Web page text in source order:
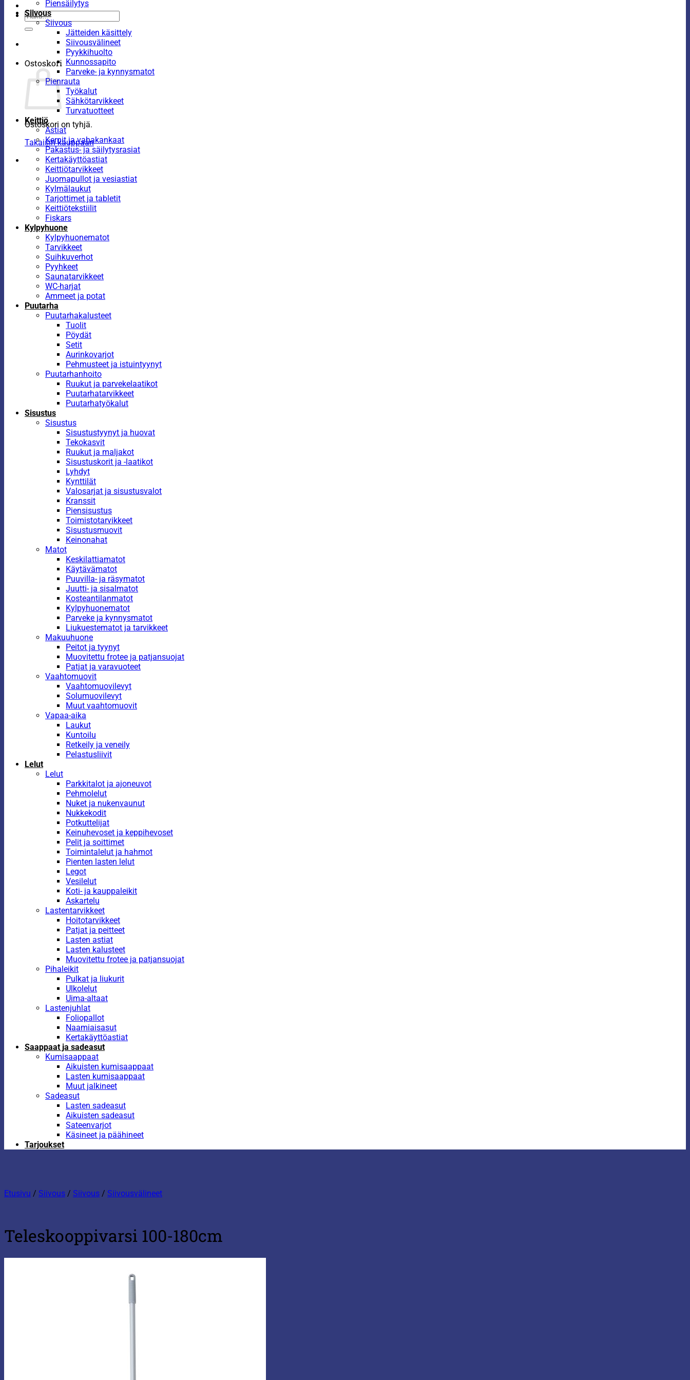
Etsi:
Ostoskori
Ostoskori on tyhjä.
Takaisin kauppaan
Piensäilytys
Siivous
Siivous
Jätteiden käsittely
Siivousvälineet
Pyykkihuolto
Kunnossapito
Parveke- ja kynnysmatot
Pienrauta
Työkalut
Sähkötarvikkeet
Turvatuotteet
Keittiö
Astiat
Kernit ja vahakankaat
Pakastus- ja säilytysrasiat
Kertakäyttöastiat
Keittiötarvikkeet
Juomapullot ja vesiastiat
Kylmälaukut
Tarjottimet ja tabletit
Keittiötekstiilit
Fiskars
Kylpyhuone
Kylpyhuonematot
Tarvikkeet
Suihkuverhot
Pyyhkeet
Saunatarvikkeet
WC-harjat
Ammeet ja potat
Puutarha
Puutarhakalusteet
Tuolit
Pöydät
Setit
Aurinkovarjot
Pehmusteet ja istuintyynyt
Puutarhanhoito
Ruukut ja parvekelaatikot
Puutarhatarvikkeet
Puutarhatyökalut
Sisustus
Sisustus
Sisustustyynyt ja huovat
Tekokasvit
Ruukut ja maljakot
Sisustuskorit ja -laatikot
Lyhdyt
Kynttilät
Valosarjat ja sisustusvalot
Kranssit
Piensisustus
Toimistotarvikkeet
Sisustusmuovit
Keinonahat
Matot
Keskilattiamatot
Käytävämatot
Puuvilla- ja räsymatot
Juutti- ja sisalmatot
Kosteantilanmatot
Kylpyhuonematot
Parveke ja kynnysmatot
Liukuestematot ja tarvikkeet
Makuuhuone
Peitot ja tyynyt
Muovitettu frotee ja patjansuojat
Patjat ja varavuoteet
Vaahtomuovit
Vaahtomuovilevyt
Solumuovilevyt
Muut vaahtomuovit
Vapaa-aika
Laukut
Kuntoilu
Retkeily ja veneily
Pelastusliivit
Lelut
Lelut
Parkkitalot ja ajoneuvot
Pehmolelut
Nuket ja nukenvaunut
Nukkekodit
Potkuttelijat
Keinuhevoset ja keppihevoset
Pelit ja soittimet
Toimintalelut ja hahmot
Pienten lasten lelut
Legot
Vesilelut
Koti- ja kauppaleikit
Askartelu
Lastentarvikkeet
Hoitotarvikkeet
Patjat ja peitteet
Lasten astiat
Lasten kalusteet
Muovitettu frotee ja patjansuojat
Pihaleikit
Pulkat ja liukurit
Ulkolelut
Uima-altaat
Lastenjuhlat
Foliopallot
Naamiaisasut
Kertakäyttöastiat
Saappaat ja sadeasut
Kumisaappaat
Aikuisten kumisaappaat
Lasten kumisaappaat
Muut jalkineet
Sadeasut
Lasten sadeasut
Aikuisten sadeasut
Sateenvarjot
Käsineet ja päähineet
Tarjoukset
Etusivu / Siivous / Siivous / Siivousvälineet
Teleskooppivarsi 100-180cm